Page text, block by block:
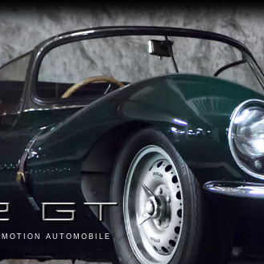
AUTOMOBILE